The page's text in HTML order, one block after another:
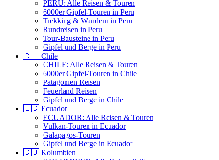
PERU: Alle Reisen & Touren
6000er Gipfel-Touren in Peru
Trekking & Wandern in Peru
Rundreisen in Peru
Tour-Bausteine in Peru
Gipfel und Berge in Peru
🇨🇱 Chile
CHILE: Alle Reisen & Touren
6000er Gipfel-Touren in Chile
Patagonien Reisen
Feuerland Reisen
Gipfel und Berge in Chile
🇪🇨 Ecuador
ECUADOR: Alle Reisen & Touren
Vulkan-Touren in Ecuador
Galapagos-Touren
Gipfel und Berge in Ecuador
🇨🇴 Kolumbien